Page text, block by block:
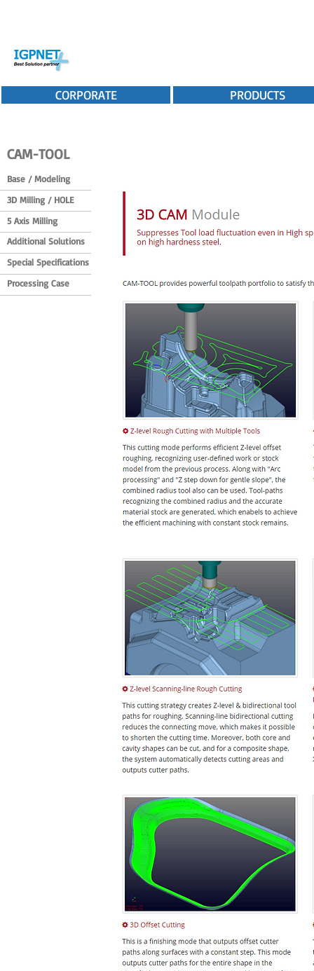
CORPORATE PRODUCTS
CAM-TOOL
Base / Modeling
3D Milling / HOLE
5 Axis Milling
Additional Solutions
Special Specifications
Processing Case